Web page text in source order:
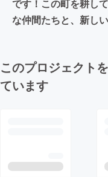
です！この町を耕し
な仲間たちと、新し
このプロジェクト
ています